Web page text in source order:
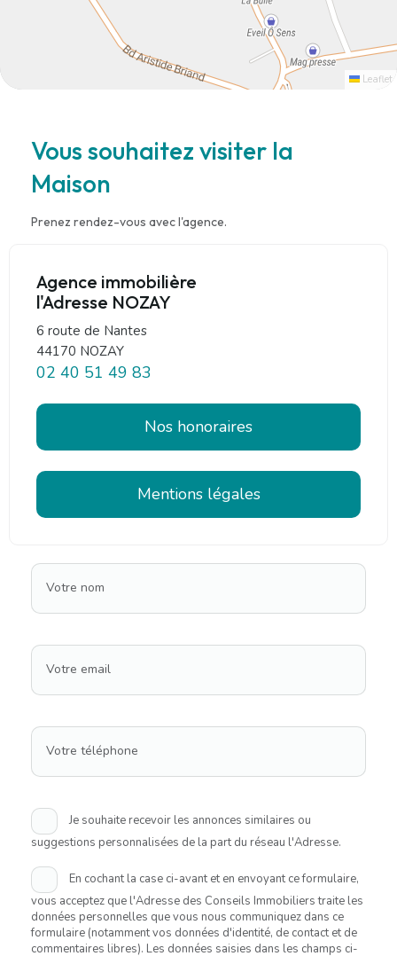
Leaflet
Vous souhaitez visiter la
Maison
Prenez rendez-vous avec l'agence.
Agence immobilière
l'Adresse NOZAY
6 route de Nantes
44170 NOZAY
02 40 51 49 83
Nos honoraires
Mentions légales
Votre nom
Votre email
Votre téléphone
Je souhaite recevoir les annonces similaires ou
suggestions personnalisées de la part du réseau l'Adresse.
En cochant la case ci-avant et en envoyant ce formulaire,
vous acceptez que l'Adresse des Conseils Immobiliers traite les
données personnelles que vous nous communiquez dans ce
formulaire (notamment vos données d'identité, de contact et de
commentaires libres). Les données saisies dans les champs ci-